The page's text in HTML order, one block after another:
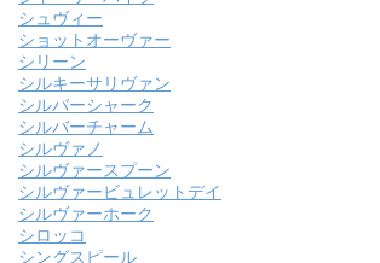
シュヴィー
ショットオーヴァー
シリーン
シルキーサリヴァン
シルバーシャーク
シルバーチャーム
シルヴァノ
シルヴァースプーン
シルヴァービュレットデイ
シルヴァーホーク
シロッコ
シングスピール